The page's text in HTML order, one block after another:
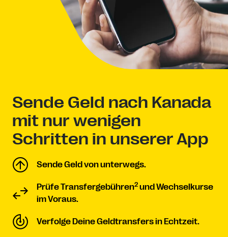
Sende Geld nach Kanada
mit nur wenigen
Schritten in unserer App
Sende Geld von unterwegs.
Prüfe Transfergebühren2 und Wechselkurse
im Voraus.
Verfolge Deine Geldtransfers in Echtzeit.